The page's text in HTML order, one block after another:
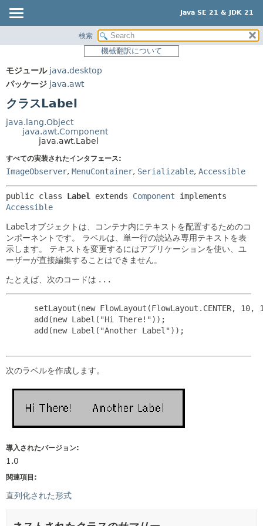
Java SE 21 & JDK 21
パッケージ
使用
ツリー
プレビュー
索引
サマリー:
ネスト済
コンストラクタ
メソッド
検索
機械翻訳について
モジュール java.desktop
パッケージ java.awt
クラスLabel
java.lang.Object
java.awt.Component
java.awt.Label
すべての実装されたインタフェース:
ImageObserver, MenuContainer, Serializable, Accessible
public class Label extends Component
Accessible
Label オブジェクトは、コンテナ内にテキストを配置するためのコ
ンポーネントです。
ラベルは、単一行の読込み専用テキストを表
示します。
テキストを変更するにはアプリケーションを使い、ユ
ーザーが直接編集することはできません。
たとえば、次のコードは . . .
setLayout(new FlowLayout(FlowLayout.CENTER, 10,
add(new Label("Hi There!"));
add(new Label("Another Label"));
次のラベルを作成します。
導入されたバージョン:
1.0
関連項目:
直列化された形式